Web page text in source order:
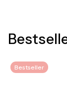
Bestseller